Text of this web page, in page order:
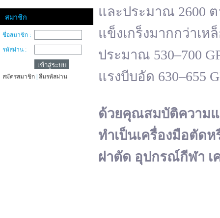
สมาชิก
ชื่อสมาชิก :
รหัสผ่าน :
สมัครสมาชิก ลืมรหัสผ่าน
และประมาณ 2600
แข็งเกร็งมากกว่าเ
ประมาณ 530–700
แรงบีบอัด 630–655
ด้วยคุณสมบัติความแ
ทำเป็นเครื่องมือตัดห
ผ่าตัด อุปกรณ์กีฬา เ